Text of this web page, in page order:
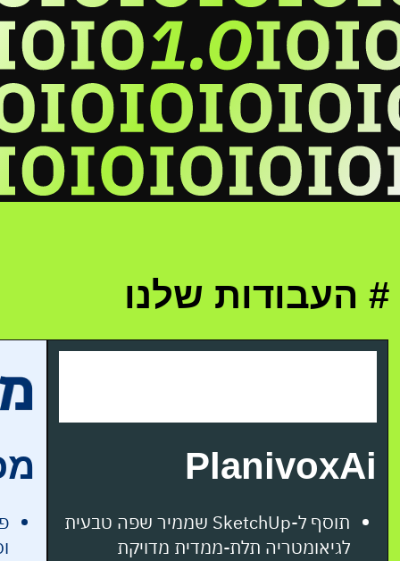
# העבודות שלנו
PlanivoxAi
תוסף ל-SketchUp שממיר שפה טבעית
לגיאומטריה תלת-ממדית מדויקת